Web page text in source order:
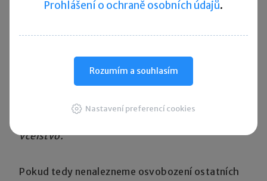
příjmy podle odstavce 1 písm. a), pokud jejich
období 30 000 Kč; přitom příjmem poplatníka,
kterému plyne příjem z chovu včel a u kterého
nepřekročí ve zdaňovacím období počet
včelstvo.“
Pokud tedy nenalezneme osvobození ostatních
Prohlášení o ochraně osobních údajů.
Rozumím a souhlasím
Nastavení preferencí cookies